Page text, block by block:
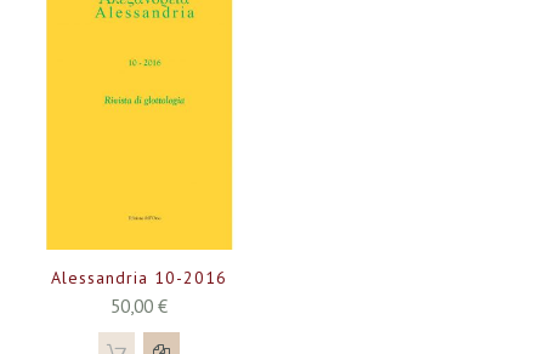
Alessandria 10-2016
50,00 €